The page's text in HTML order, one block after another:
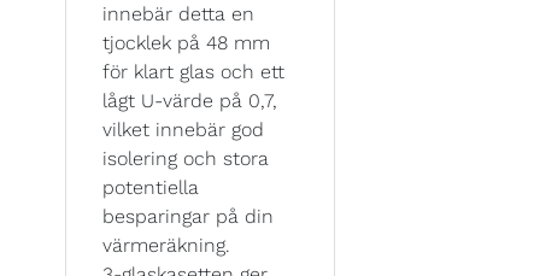
innebär detta en
tjocklek på 48 mm
för klart glas och ett
lågt U-värde på 0,7,
vilket innebär god
isolering och stora
potentiella
besparingar på din
värmeräkning.